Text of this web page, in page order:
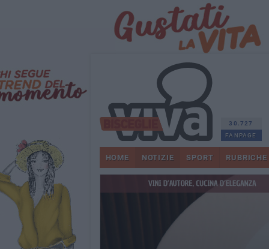
30.727
FANPAGE
HOME NOTIZIE SPORT RUBRICHE